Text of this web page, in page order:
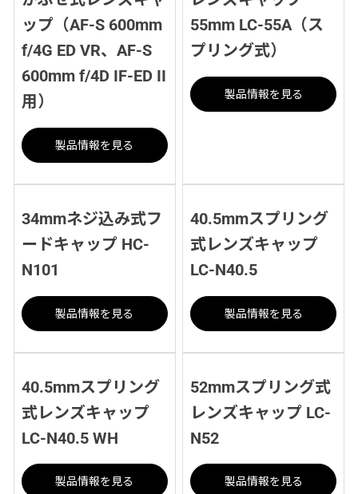
ップ（AF-S 600mm
f/4G ED VR、AF-S
600mm f/4D IF-ED II
用）
製品情報を見る
55mm LC-55A（ス
プリング式）
製品情報を見る
34mmネジ込み式フ
ードキャップ HC-
N101
製品情報を見る
40.5mmスプリング
式レンズキャップ
LC-N40.5
製品情報を見る
40.5mmスプリング
式レンズキャップ
LC-N40.5 WH
製品情報を見る
52mmスプリング式
レンズキャップ LC-
N52
製品情報を見る